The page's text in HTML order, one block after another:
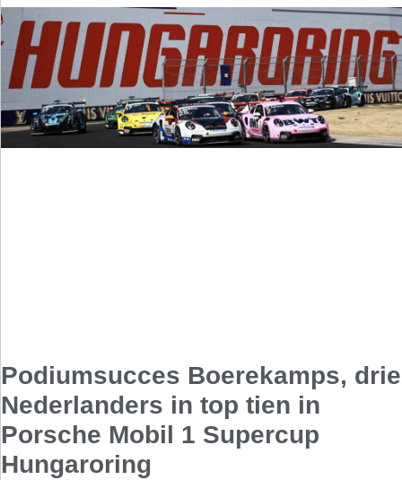
Podiumsucces Boerekamps, drie
Nederlanders in top tien in
Porsche Mobil 1 Supercup
Hungaroring